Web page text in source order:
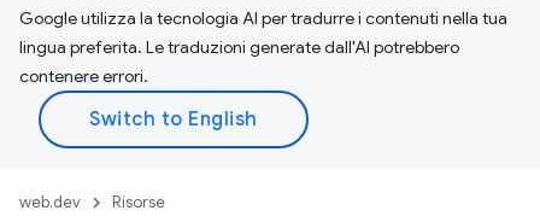
Google utilizza la tecnologia AI per tradurre i contenuti nella tua
lingua preferita. Le traduzioni generate dall'AI potrebbero
contenere errori.
web.dev Risorse